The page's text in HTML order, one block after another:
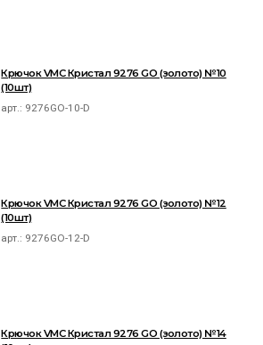
Крючок VMC Кристал 9276 GO (золото) №10
(10шт)
арт.: 9276GO-10-D
Крючок VMC Кристал 9276 GO (золото) №12
(10шт)
арт.: 9276GO-12-D
Крючок VMC Кристал 9276 GO (золото) №14